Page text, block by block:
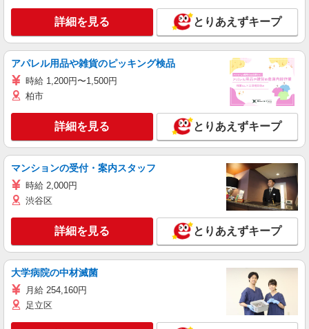
詳細を見る とりあえずキープ
アパレル用品や雑貨のピッキング検品
時給 1,200円〜1,500円
柏市
詳細を見る とりあえずキープ
マンションの受付・案内スタッフ
時給 2,000円
渋谷区
詳細を見る とりあえずキープ
大学病院の中材滅菌
月給 254,160円
足立区